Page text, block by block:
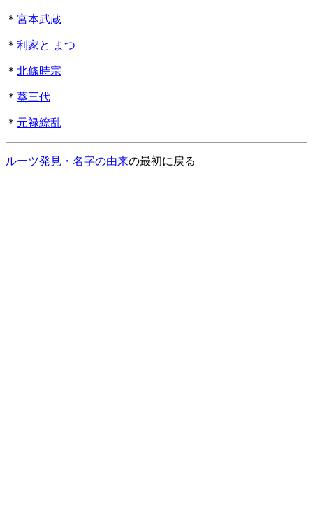
＊ 宮本武蔵
＊ 利家と まつ
＊ 北條時宗
＊ 葵三代
＊ 元禄繚乱
ルーツ発見・名字の由来の最初に戻る